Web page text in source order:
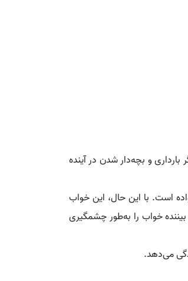
و بچه‌دار شدن در آینده
است. با این حال، این خواب
خواب را به‌طور چشمگیری
می‌دهد.